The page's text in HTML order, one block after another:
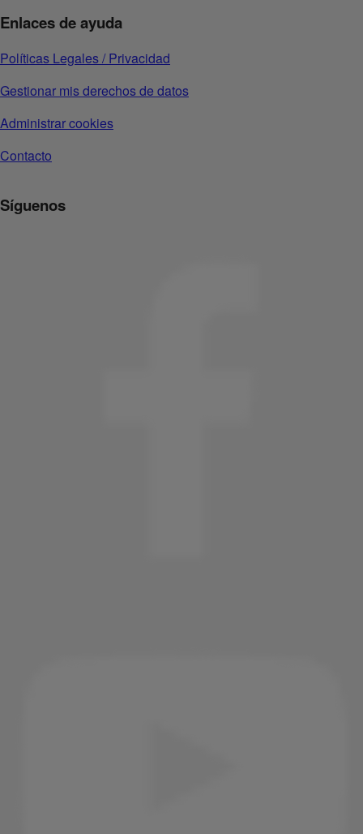
Enlaces de ayuda
Políticas Legales / Privacidad
Gestionar mis derechos de datos
Administrar cookies
Contacto
Síguenos